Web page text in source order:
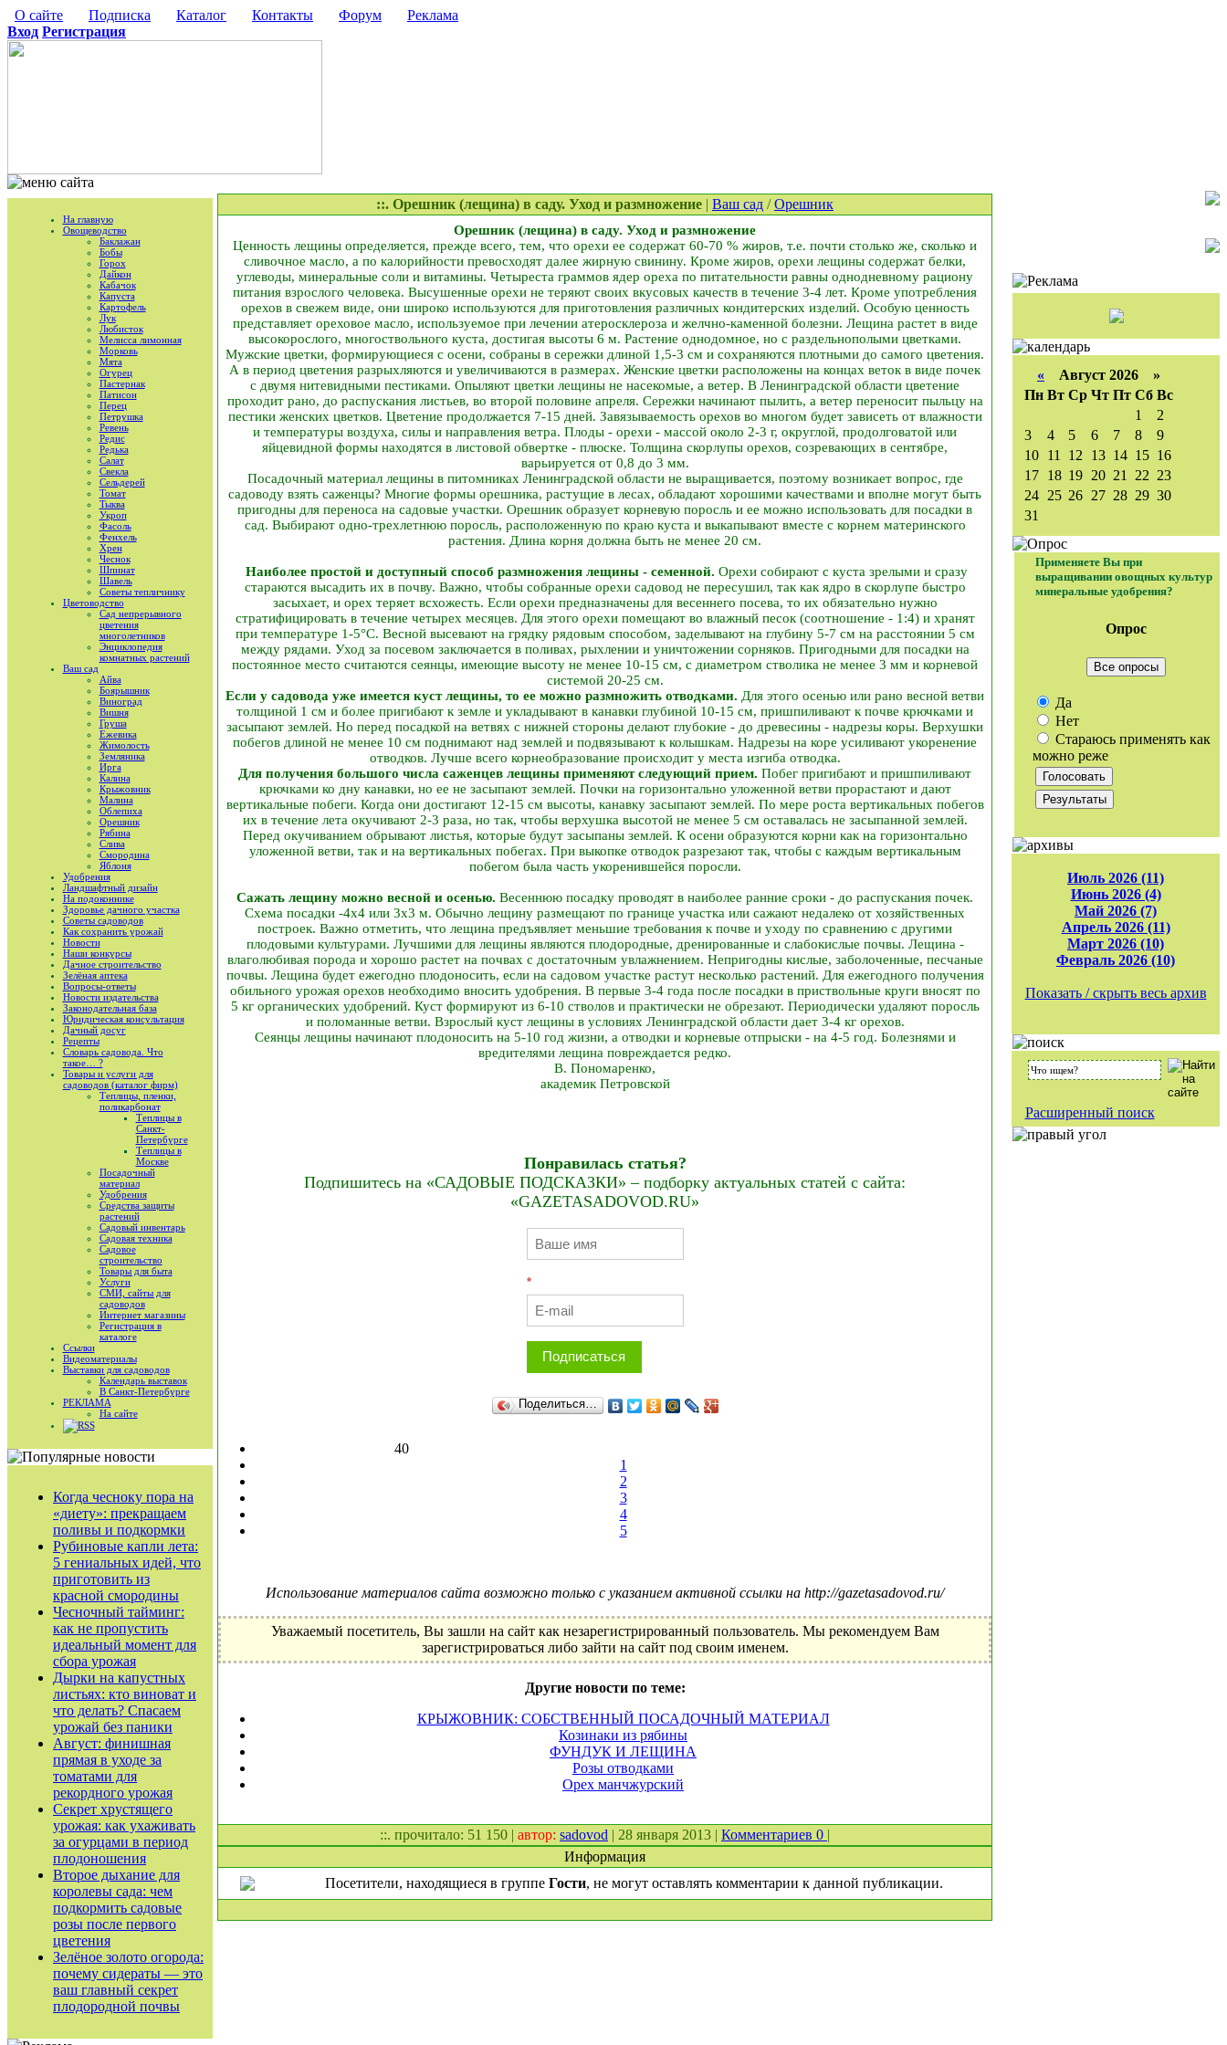
О сайте Подписка Каталог Контакты Форум
Реклама
Вход Регистрация
На главную
Овощеводство
Баклажан
Бобы
Горох
Дайкон
Кабачок
Капуста
Картофель
Лук
Любисток
Мелисса лимонная
Морковь
Мята
Огурец
Пастернак
Патисон
Перец
Петрушка
Ревень
Редис
Редька
Салат
Свекла
Сельдерей
Томат
Тыква
Укроп
Фасоль
Фенхель
Хрен
Чеснок
Шпинат
Шавель
Советы тепличнику
Цветоводство
Сад непрерывного
цветения
многолетников
Энциклопедия
комнатных растений
Ваш сад
Айва
Боярышник
Виноград
Вишня
Груша
Ежевика
Жимолость
Земляника
Ирга
Калина
Крыжовник
Малина
Облепиха
Орешник
Рябина
Слива
Смородина
Яблоня
Удобрения
Ландшафтный дизайн
На подоконнике
Здоровье дачного участка
Советы садоводов
Как сохранить урожай
Новости
Наши конкурсы
Дачное строительство
Зелёная аптека
Вопросы-ответы
Новости издательства
Законодательная база
Юридическая консультация
Дачный досуг
Рецепты
Словарь садовода. Что
такое… ?
Товары и услуги для
садоводов (каталог фирм)
Теплицы, пленки,
поликарбонат
Теплицы в
Санкт-
Петербурге
Теплицы в
Москве
Посадочный
материал
Удобрения
Средства защиты
растений
Садовый инвентарь
Садовая техника
Садовое
строительство
Товары для быта
Услуги
СМИ, сайты для
садоводов
Интернет магазины
Регистрация в
каталоге
Ссылки
Видеоматериалы
Выставки для садоводов
Календарь выставок
В Санкт-Петербурге
РЕКЛАМА
На сайте
RSS
Когда чесноку пора на
«диету»: прекращаем
поливы и подкормки
Рубиновые капли лета:
5 гениальных идей, что
приготовить из
красной смородины
Чесночный тайминг:
как не пропустить
идеальный момент для
сбора урожая
Дырки на капустных
листьях: кто виноват и
что делать? Спасаем
урожай без паники
Август: финишная
прямая в уходе за
томатами для
рекордного урожая
Секрет хрустящего
урожая: как ухаживать
за огурцами в период
плодоношения
Второе дыхание для
королевы сада: чем
подкормить садовые
розы после первого
цветения
Зелёное золото огорода:
почему сидераты — это
ваш главный секрет
плодородной почвы
::. Орешник (лещина) в саду. Уход и размножение | Ваш сад /Орешник
Орешник (лещина) в саду. Уход и размножение
Ценность лещины определяется, прежде всего, тем, что орехи ее содержат 60-70 % жиров, т.е. почти столько же, сколько и
сливочное масло, а по калорийности превосходят далее жирную свинину. Кроме жиров, орехи лещины содержат белки,
углеводы, минеральные соли и витамины. Четыреста граммов ядер ореха по питательности равны однодневному рациону
питания взрослого человека. Высушенные орехи не теряют своих вкусовых качеств в течение 3-4 лет. Кроме употребления
орехов в свежем виде, они широко используются для приготовления различных кондитерских изделий. Особую ценность
представляет ореховое масло, используемое при лечении атеросклероза и желчно-каменной болезни. Лещина растет в виде
высокорослого, многоствольного куста, достигая высоты 6 м. Растение однодомное, но с раздельнополыми цветками.
Мужские цветки, формирующиеся с осени, собраны в сережки длиной 1,5-3 см и сохраняются плотными до самого цветения.
А в период цветения разрыхляются и увеличиваются в размерах. Женские цветки расположены на концах веток в виде почек
с двумя нитевидными пестиками. Опыляют цветки лещины не насекомые, а ветер. В Ленинградской области цветение
проходит рано, до распускания листьев, во второй половине апреля. Сережки начинают пылить, а ветер переносит пыльцу на
пестики женских цветков. Цветение продолжается 7-15 дней. Завязываемость орехов во многом будет зависеть от влажности
и температуры воздуха, силы и направления ветра. Плоды - орехи - массой около 2-3 г, округлой, продолговатой или
яйцевидной формы находятся в листовой обвертке - плюске. Толщина скорлупы орехов, созревающих в сентябре,
варьируется от 0,8 до 3 мм.
Посадочный материал лещины в питомниках Ленинградской области не выращивается, поэтому возникает вопрос, где
садоводу взять саженцы? Многие формы орешника, растущие в лесах, обладают хорошими качествами и вполне могут быть
пригодны для переноса на садовые участки. Орешник образует корневую поросль и ее можно использовать для посадки в
сад. Выбирают одно-трехлетнюю поросль, расположенную по краю куста и выкапывают вместе с корнем материнского
растения. Длина корня должна быть не менее 20 см.
Наиболее простой и доступный способ размножения лещины - семенной. Орехи собирают с куста зрелыми и сразу
стараются высадить их в почву. Важно, чтобы собранные орехи садовод не пересушил, так как ядро в скорлупе быстро
засыхает, и орех теряет всхожесть. Если орехи предназначены для весеннего посева, то их обязательно нужно
стратифицировать в течение четырех месяцев. Для этого орехи помещают во влажный песок (соотношение - 1:4) и хранят
при температуре 1-5°С. Весной высевают на грядку рядовым способом, заделывают на глубину 5-7 см на расстоянии 5 см
между рядами. Уход за посевом заключается в поливах, рыхлении и уничтожении сорняков. Пригодными для посадки на
постоянное место считаются сеянцы, имеющие высоту не менее 10-15 см, с диаметром стволика не менее 3 мм и корневой
системой 20-25 см.
Если у садовода уже имеется куст лещины, то ее можно размножить отводками. Для этого осенью или рано весной ветви
толщиной 1 см и более пригибают к земле и укладывают в канавки глубиной 10-15 см, пришпиливают к почве крючками и
засыпают землей. Но перед посадкой на ветвях с нижней стороны делают глубокие - до древесины - надрезы коры. Верхушки
побегов длиной не менее 10 см поднимают над землей и подвязывают к колышкам. Надрезы на коре усиливают укоренение
отводков. Лучше всего корнеобразование происходит у места изгиба отводка.
Для получения большого числа саженцев лещины применяют следующий прием. Побег пригибают и пришпиливают
крючками ко дну канавки, но ее не засыпают землей. Почки на горизонтально уложенной ветви прорастают и дают
вертикальные побеги. Когда они достигают 12-15 см высоты, канавку засыпают землей. По мере роста вертикальных побегов
их в течение лета окучивают 2-3 раза, но так, чтобы верхушка высотой не менее 5 см оставалась не засыпанной землей.
Перед окучиванием обрывают листья, которые будут засыпаны землей. К осени образуются корни как на горизонтально
уложенной ветви, так и на вертикальных побегах. При выкопке отводок разрезают так, чтобы с каждым вертикальным
побегом была часть укоренившейся поросли.
Сажать лещину можно весной и осенью. Весеннюю посадку проводят в наиболее ранние сроки - до распускания почек.
Схема посадки -4x4 или 3x3 м. Обычно лещину размещают по границе участка или сажают недалеко от хозяйственных
построек. Важно отметить, что лещина предъявляет меньшие требования к почве и уходу по сравнению с другими
плодовыми культурами. Лучшими для лещины являются плодородные, дренированные и слабокислые почвы. Лещина -
влаголюбивая порода и хорошо растет на почвах с достаточным увлажнением. Непригодны кислые, заболоченные, песчаные
почвы. Лещина будет ежегодно плодоносить, если на садовом участке растут несколько растений. Для ежегодного получения
обильного урожая орехов необходимо вносить удобрения. В первые 3-4 года после посадки в приствольные круги вносят по
5 кг органических удобрений. Куст формируют из 6-10 стволов и практически не обрезают. Периодически удаляют поросль
и поломанные ветви. Взрослый куст лещины в условиях Ленинградской области дает 3-4 кг орехов.
Сеянцы лещины начинают плодоносить на 5-10 год жизни, а отводки и корневые отпрыски - на 4-5 год. Болезнями и
вредителями лещина повреждается редко.
В. Пономаренко,
академик Петровской
Понравилась статья?
Подпишитесь на «САДОВЫЕ ПОДСКАЗКИ» – подборку актуальных статей с сайта:
«GAZETASADOVOD.RU»
*
Подписаться
Поделиться…
40
1
2
3
4
5
Использование материалов сайта возможно только с указанием активной ссылки на http://gazetasadovod.ru/
Уважаемый посетитель, Вы зашли на сайт как незарегистрированный пользователь. Мы рекомендуем Вам
зарегистрироваться либо зайти на сайт под своим именем.
Другие новости по теме:
КРЫЖОВНИК: СОБСТВЕННЫЙ ПОСАДОЧНЫЙ МАТЕРИАЛ
Козинаки из рябины
ФУНДУК И ЛЕЩИНА
Розы отводками
Орех манчжурский
::. прочитало: 51 150 | автор: sadovod | 28 января 2013 | Комментариев 0 |
Информация
Посетители, находящиеся в группе Гости, не могут оставлять комментарии к данной публикации.
« Август 2026 »
Пн Вт Ср Чт Пт Сб Вс
1
2
3
4 5 6 7 8
9
10 11 12 13 14 15 16
17 18 19 20 21 22 23
24 25 26 27 28 29 30
31
Применяете Вы при
выращивании овощных культур
минеральные удобрения?
Опрос
Все опросы
Да
Нет
Стараюсь применять как
можно реже
Июль 2026 (11)
Июнь 2026 (4)
Май 2026 (7)
Апрель 2026 (11)
Март 2026 (10)
Февраль 2026 (10)
Показать / скрыть весь архив
Расширенный поиск